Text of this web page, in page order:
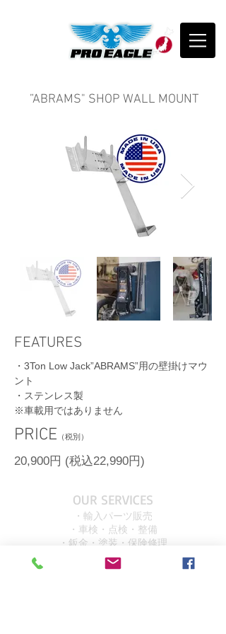
”ABRAMS" SHOP WALL MOUNT
FEATURES
・3Ton Low Jack”ABRAMS”用の壁掛けマウ
ント
・ステンレス製
​※車載用ではありません
​PRICE （税別）
​20,900円 (税込22,990円)
OUR SERVICES
・輸入パーツ販売
・車検・点検・整備
・鈑金・塗装・保険修理
・カスタム＆ファブリケーション